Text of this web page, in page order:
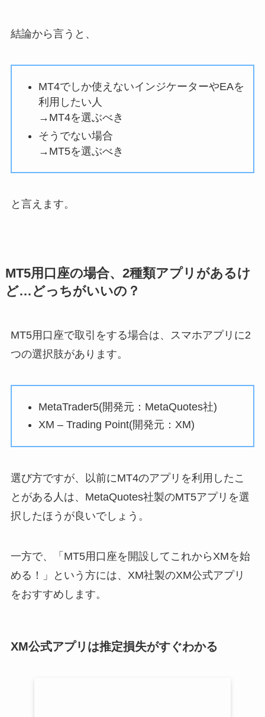
結論から言うと、
MT4でしか使えないインジケーターやEAを
利用したい人
→MT4を選ぶべき
そうでない場合
→MT5を選ぶべき
と言えます。
MT5用口座の場合、2種類アプリがあるけ
ど…どっちがいいの？
MT5用口座で取引をする場合は、スマホアプリに2
つの選択肢があります。
MetaTrader5(開発元：MetaQuotes社)
XM – Trading Point(開発元：XM)
選び方ですが、以前にMT4のアプリを利用したこ
とがある人は、MetaQuotes社製のMT5アプリを選
択したほうが良いでしょう。
一方で、「MT5用口座を開設してこれからXMを始
める！」という方には、XM社製のXM公式アプリ
をおすすめします。
XM公式アプリは推定損失がすぐわかる